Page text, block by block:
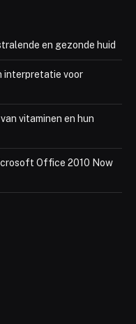
en gezonde huid
interpretatie voor
vitaminen en hun
Office 2010 Now